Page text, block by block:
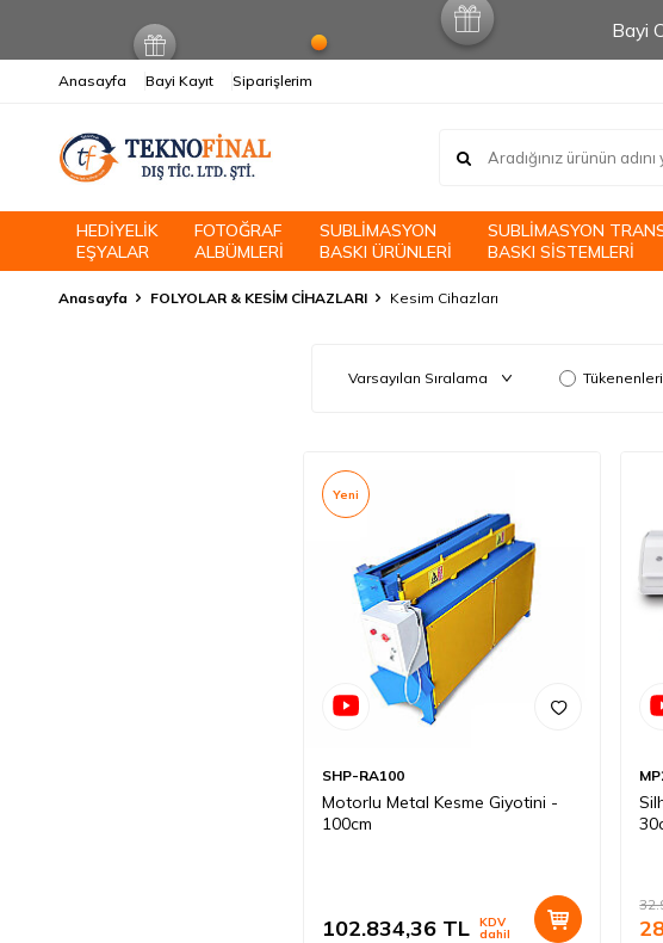
Bayi
Anasayfa Bayi Kayıt Siparişlerim
HEDİYELİK
EŞYALAR
FOTOĞRAF
ALBÜMLERİ
SUBLİMASYON
BASKI ÜRÜNLERİ
SUBLİMASYON
BASKI SİSTEMLERİ
Anasayfa FOLYOLAR & KESİM CİHAZLARI Kesim Cihazları
Yeni
SHP-RA100
Motorlu Metal Kesme Giyotini -
100cm
102.834,36 TL KDV
dahil